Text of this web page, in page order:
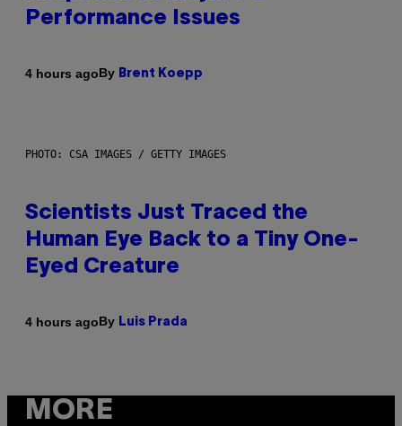
Performance Issues
4 hours agoBy Brent Koepp
PHOTO: CSA IMAGES / GETTY IMAGES
Scientists Just Traced the
Human Eye Back to a Tiny One-
Eyed Creature
4 hours agoBy Luis Prada
MORE